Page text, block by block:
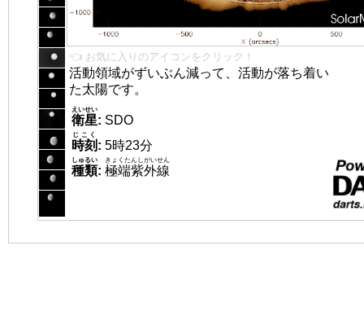
👈 お気に入りのアイコンをクリック！
活動領域がずいぶん減って、活動が落ち着い
た太陽です。
衛星
えいせい
: SDO
時刻
じこく
: 5時23分
種類
しゅるい
: 極端紫外線
きょくたんしがいせん